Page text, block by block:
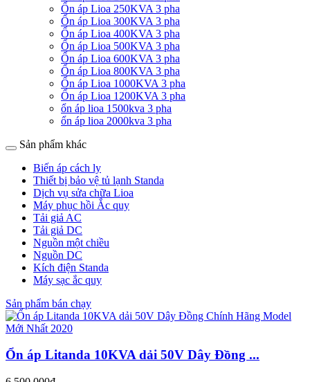
Ổn áp Lioa 250KVA 3 pha
Ổn áp Lioa 300KVA 3 pha
Ổn áp Lioa 400KVA 3 pha
Ổn áp Lioa 500KVA 3 pha
Ổn áp Lioa 600KVA 3 pha
Ổn áp Lioa 800KVA 3 pha
Ổn áp Lioa 1000KVA 3 pha
Ổn áp Lioa 1200KVA 3 pha
ổn áp lioa 1500kva 3 pha
ổn áp lioa 2000kva 3 pha
Sản phẩm khác
Biến áp cách ly
Thiết bị bảo vệ tủ lạnh Standa
Dịch vụ sửa chữa Lioa
Máy phục hồi Ắc quy
Tải giả AC
Tải giả DC
Nguồn một chiều
Nguồn DC
Kích điện Standa
Máy sạc ắc quy
Sản phẩm bán chạy
Ổn áp Litanda 10KVA dải 50V Dây Đồng ...